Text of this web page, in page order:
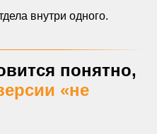
внутри одного.
понятно,
«не